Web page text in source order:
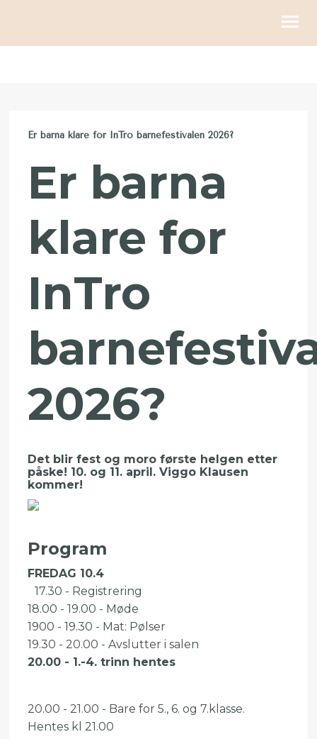
KALENDER
RESSURSER
OM OSS
GI
Er barna klare for InTro barnefestivalen 2026?
Er barna
klare for
InTro
2026?
Det blir fest og moro første helgen etter
påske! 10. og 11. april. Viggo Klausen
kommer!
Program
FREDAG 10.4
17.30 - Registrering
18.00 - 19.00 - Møde
1900 - 19.30 - Mat: Pølser
19.30 - 20.00 - Avslutter i salen
20.00 - 1.-4. trinn hentes
20.00 - 21.00 - Bare for 5., 6. og 7.klasse.
Hentes kl 21.00